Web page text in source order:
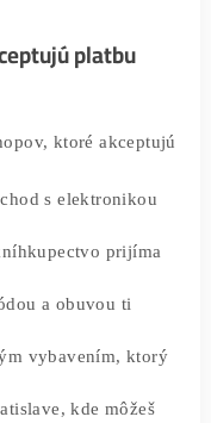
a dostupné
platbu
e-shopov, ktoré
obchod s